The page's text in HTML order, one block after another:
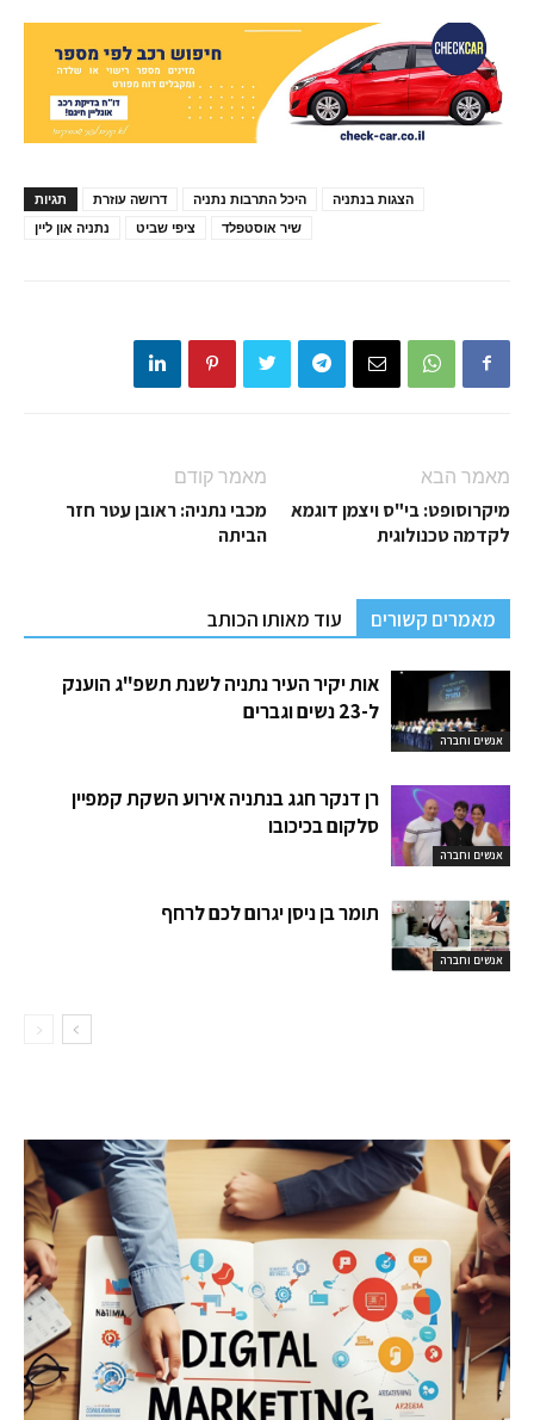
תגיות דרושה עוזרת היכל התרבות נתניה
הצגות בנתניה
נתניה און ליין
ציפי שביט שיר אוסטפלד
מאמר קודם
מכבי נתניה: ראובן עטר חזר
הביתה
מאמר הבא
מיקרוסופט: בי"ס ויצמן דוגמא
לקדמה טכנולוגית
מאמרים קשורים עוד מאותו הכותב
אנשים וחברה
אות יקיר העיר נתניה לשנת תשפ"ג הוענק
ל-23 נשים וגברים
אנשים וחברה
רן דנקר חגג בנתניה אירוע השקת קמפיין
סלקום בכיכובו
אנשים וחברה
תומר בן ניסן יגרום לכם לרחף